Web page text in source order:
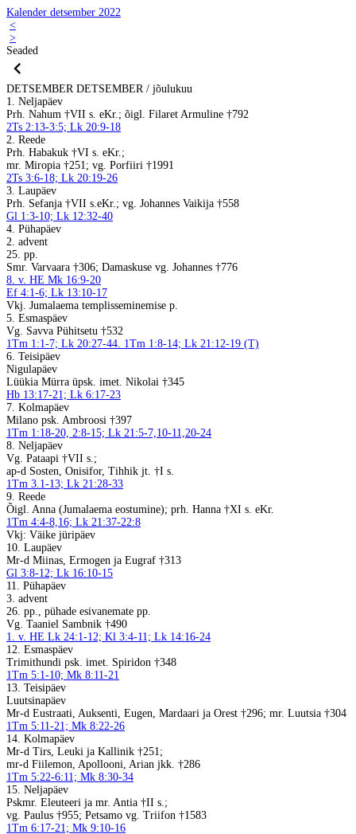
Kalender detsember 2022
<
>
Seaded
DETSEMBER DETSEMBER / jõulukuu
1. Neljapäev
Prh. Nahum †VII s. eKr.; õigl. Filaret Armuline †792
2Ts 2:13-3:5; Lk 20:9-18
2. Reede
Prh. Habakuk †VI s. eKr.;
mr. Miropia †251; vg. Porfiiri †1991
2Ts 3:6-18; Lk 20:19-26
3. Laupäev
Prh. Sefanja †VII s.eKr.; vg. Johannes Vaikija †558
Gl 1:3-10; Lk 12:32-40
4. Pühapäev
2. advent
25. pp.
Smr. Varvaara †306; Damaskuse vg. Johannes †776
8. v. HE Mk 16:9-20
Ef 4:1-6; Lk 13:10-17
Vkj. Jumalaema templisseminemise p.
5. Esmaspäev
Vg. Savva Pühitsetu †532
1Tm 1:1-7; Lk 20:27-44. 1Tm 1:8-14; Lk 21:12-19 (T)
6. Teisipäev
Nigulapäev
Lüükia Mürra üpsk. imet. Nikolai †345
Hb 13:17-21; Lk 6:17-23
7. Kolmapäev
Milano psk. Ambroosi †397
1Tm 1:18-20, 2:8-15; Lk 21:5-7,10-11,20-24
8. Neljapäev
Vg. Pataapi †VII s.;
ap-d Sosten, Onisifor, Tihhik jt. †I s.
1Tm 3.1-13; Lk 21:28-33
9. Reede
Õigl. Anna (Jumalaema eostumine); prh. Hanna †XI s. eKr.
1Tm 4:4-8,16; Lk 21:37-22:8
Vkj: Väike jüripäev
10. Laupäev
Mr-d Miinas, Ermogen ja Eugraf †313
Gl 3:8-12; Lk 16:10-15
11. Pühapäev
3. advent
26. pp., pühade esivanemate pp.
Vg. Taaniel Sambnik †490
1. v. HE Lk 24:1-12; Kl 3:4-11; Lk 14:16-24
12. Esmaspäev
Trimithundi psk. imet. Spiridon †348
1Tm 5:1-10; Mk 8:11-21
13. Teisipäev
Luutsinapäev
Mr-d Eustraati, Auksenti, Eugen, Mardaari ja Orest †296; mr. Luutsia †304
1Tm 5:11-21; Mk 8:22-26
14. Kolmapäev
Mr-d Tirs, Leuki ja Kallinik †251;
mr-d Fiilemon, Apollooni, Arian jkk. †286
1Tm 5:22-6:11; Mk 8:30-34
15. Neljapäev
Pskmr. Eleuteeri ja mr. Antia †II s.;
vg. Paulus †955; Petsamo vg. Triifon †1583
1Tm 6:17-21; Mk 9:10-16